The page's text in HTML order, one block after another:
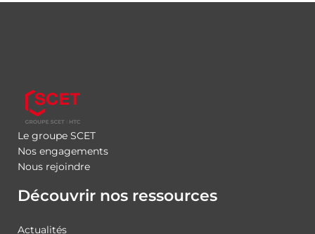
Le groupe SCET
Nos engagements
Nous rejoindre
Découvrir nos ressources
Actualités